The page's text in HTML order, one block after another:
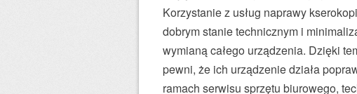
Korzystanie z usług naprawy
dobrym stanie technicznym i
wymianą całego urządzenia. Dzięki
pewni, że ich urządzenie działa
ramach serwisu sprzętu biurowego,